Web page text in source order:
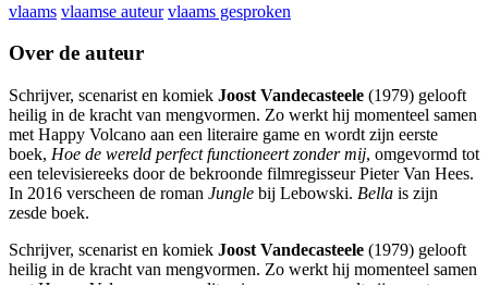
vlaams vlaamse auteur vlaams gesproken
Over de auteur
Schrijver, scenarist en komiek Joost Vandecasteele (1979) gelooft
heilig in de kracht van mengvormen. Zo werkt hij momenteel samen
met Happy Volcano aan een literaire game en wordt zijn eerste
boek, Hoe de wereld perfect functioneert zonder mij, omgevormd tot
een televisiereeks door de bekroonde filmregisseur Pieter Van Hees.
In 2016 verscheen de roman Jungle bij Lebowski. Bella is zijn
zesde boek.
Schrijver, scenarist en komiek Joost Vandecasteele (1979) gelooft
heilig in de kracht van mengvormen. Zo werkt hij momenteel samen